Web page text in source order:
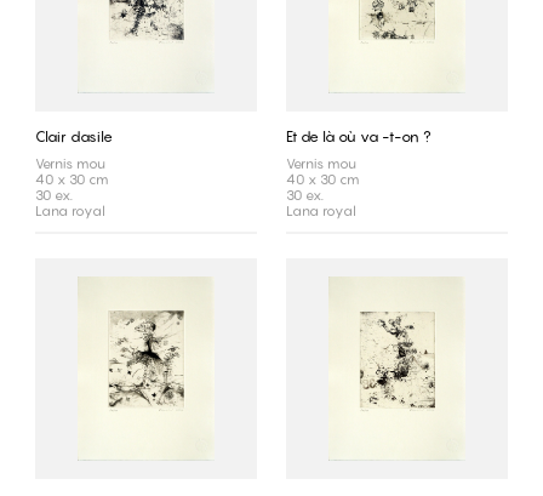
Clair dasile
Vernis mou
40 x 30 cm
30 ex.
Lana royal
Et de là où va -t-on ?
Vernis mou
40 x 30 cm
30 ex.
Lana royal